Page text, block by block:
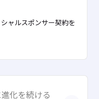
ャルスポンサー契約を
化を続ける